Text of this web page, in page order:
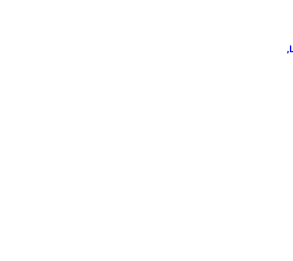
سعر Samsung Galaxy Note 3 سامسونج جالكسي نوت 3 نيو SM-N7505 - سعة 16 جيجابايت, الجيل الرابع LTE,